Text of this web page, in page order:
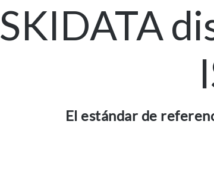
SKIDATA
El estándar de